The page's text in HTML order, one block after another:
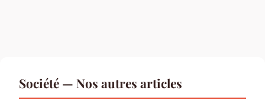
Société — Nos autres articles